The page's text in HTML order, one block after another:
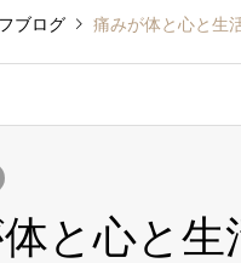
ブログ 痛みが体と心と生
と心と